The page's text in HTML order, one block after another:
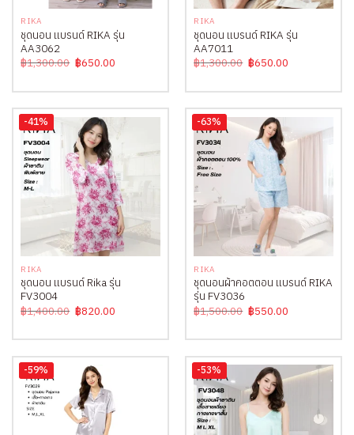
RIKA
ชุดนอน แบรนด์ RIKA รุ่น
AA3062
฿1,300.00 Original
price
฿1,300.00.
฿650.00
฿650.00.
RIKA
ชุดนอน แบรนด์ RIKA รุ่น
AA7011
฿1,300.00 Original
price
฿1,300.00.
฿650.00
฿650.00.
-41%
RIKA
ชุดนอน แบรนด์ Rika รุ่น
FV3004
฿1,400.00 Original
price
฿1,400.00.
฿820.00
฿820.00.
-63%
RIKA
ชุดนอนผ้าคอตตอน แบรนด์ RIKA
รุ่น FV3036
฿1,500.00 Original
price
฿1,500.00.
฿550.00
฿550.00.
-59% -53%